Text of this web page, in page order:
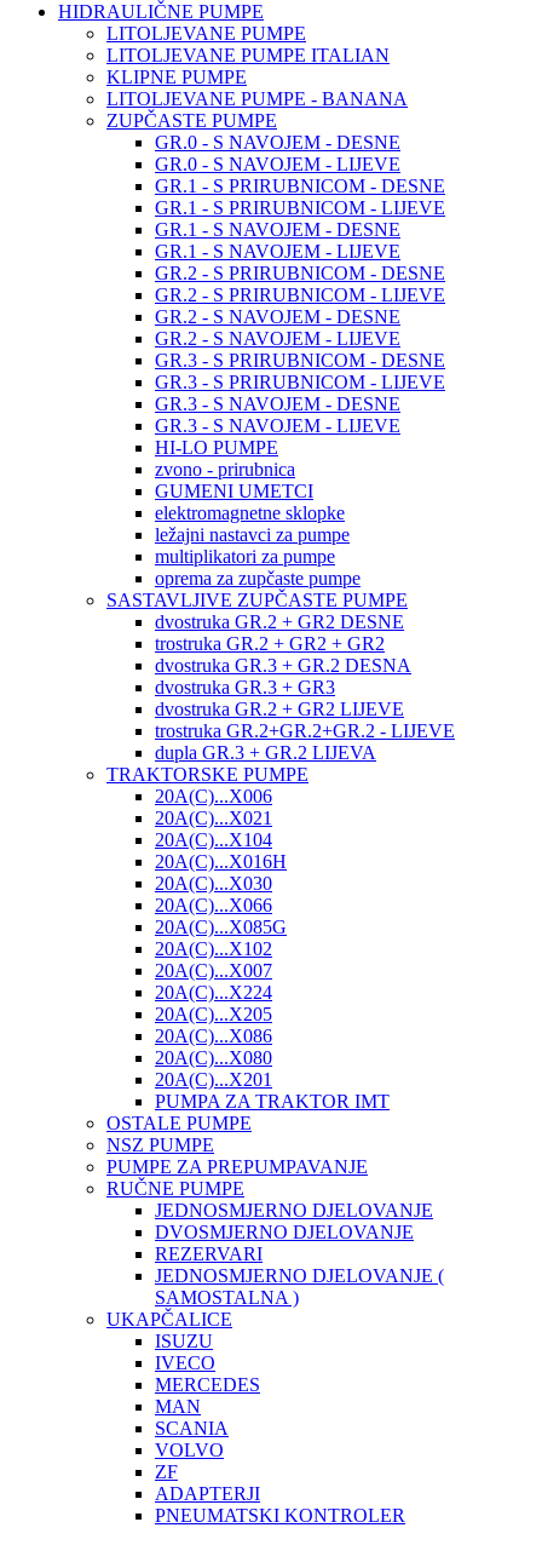
HIDRAULIČNE PUMPE
LITOLJEVANE PUMPE
LITOLJEVANE PUMPE ITALIAN
KLIPNE PUMPE
LITOLJEVANE PUMPE - BANANA
ZUPČASTE PUMPE
GR.0 - S NAVOJEM - DESNE
GR.0 - S NAVOJEM - LIJEVE
GR.1 - S PRIRUBNICOM - DESNE
GR.1 - S PRIRUBNICOM - LIJEVE
GR.1 - S NAVOJEM - DESNE
GR.1 - S NAVOJEM - LIJEVE
GR.2 - S PRIRUBNICOM - DESNE
GR.2 - S PRIRUBNICOM - LIJEVE
GR.2 - S NAVOJEM - DESNE
GR.2 - S NAVOJEM - LIJEVE
GR.3 - S PRIRUBNICOM - DESNE
GR.3 - S PRIRUBNICOM - LIJEVE
GR.3 - S NAVOJEM - DESNE
GR.3 - S NAVOJEM - LIJEVE
HI-LO PUMPE
zvono - prirubnica
GUMENI UMETCI
elektromagnetne sklopke
ležajni nastavci za pumpe
multiplikatori za pumpe
oprema za zupčaste pumpe
SASTAVLJIVE ZUPČASTE PUMPE
dvostruka GR.2 + GR2 DESNE
trostruka GR.2 + GR2 + GR2
dvostruka GR.3 + GR.2 DESNA
dvostruka GR.3 + GR3
dvostruka GR.2 + GR2 LIJEVE
trostruka GR.2+GR.2+GR.2 - LIJEVE
dupla GR.3 + GR.2 LIJEVA
TRAKTORSKE PUMPE
20A(C)...X006
20A(C)...X021
20A(C)...X104
20A(C)...X016H
20A(C)...X030
20A(C)...X066
20A(C)...X085G
20A(C)...X102
20A(C)...X007
20A(C)...X224
20A(C)...X205
20A(C)...X086
20A(C)...X080
20A(C)...X201
PUMPA ZA TRAKTOR IMT
OSTALE PUMPE
NSZ PUMPE
PUMPE ZA PREPUMPAVANJE
RUČNE PUMPE
JEDNOSMJERNO DJELOVANJE
DVOSMJERNO DJELOVANJE
REZERVARI
JEDNOSMJERNO DJELOVANJE (
SAMOSTALNA )
UKAPČALICE
ISUZU
IVECO
MERCEDES
MAN
SCANIA
VOLVO
ZF
ADAPTERJI
PNEUMATSKI KONTROLER